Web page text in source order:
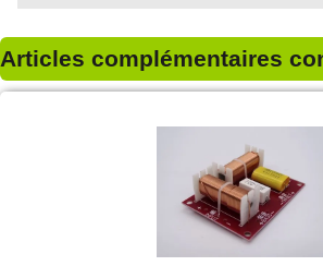
Articles complémentaires